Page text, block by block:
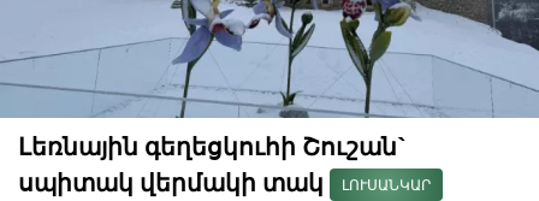
Լեռնային գեղեցկուհի Շուշան`
սպիտակ վերմակի տակ
ԼՈՒՍԱՆԿԱՐ